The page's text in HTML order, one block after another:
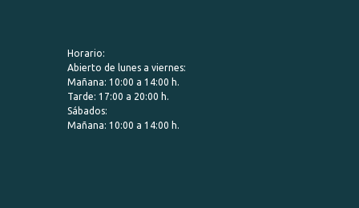
Horario:
Abierto de lunes a viernes:
Mañana: 10:00 a 14:00 h.
Tarde: 17:00 a 20:00 h.
Sábados:
Mañana: 10:00 a 14:00 h.